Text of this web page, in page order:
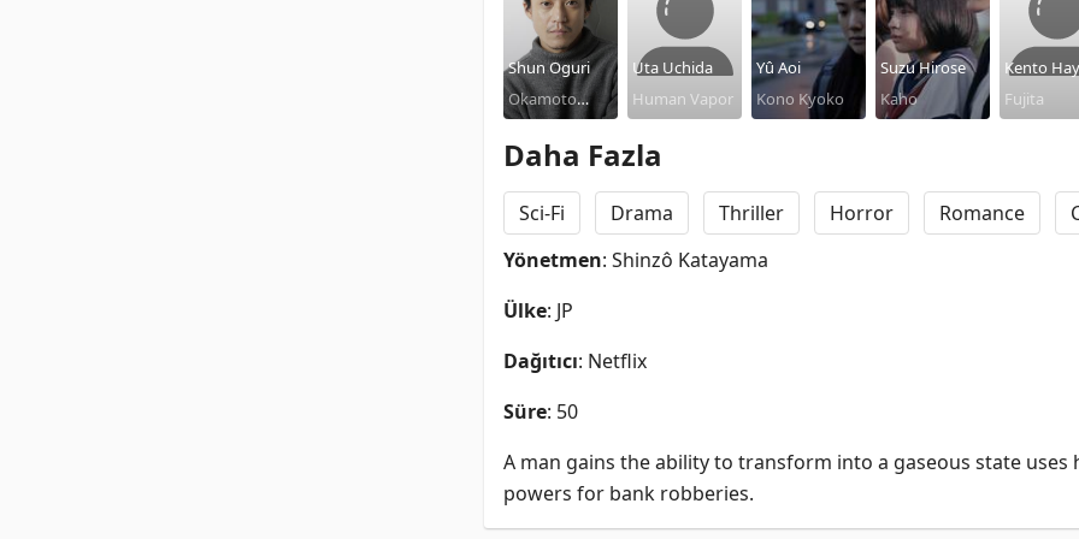
Shun Oguri
Okamoto
Uta Uchida
Human Vapor
Yû Aoi
Kono Kyoko
Suzu Hirose
Kaho
Kento
Fujita
Daha Fazla
Sci-Fi Drama Thriller Horror Romance
Yönetmen: Shinzô Katayama
Ülke: JP
Dağıtıcı: Netflix
Süre: 50
A man gains the ability to transform into a gaseous state uses
powers for bank robberies.